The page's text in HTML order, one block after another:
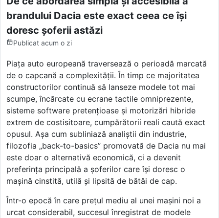
brandului Dacia este exact ceea ce își
doresc șoferii astăzi
Publicat acum o zi
Piața auto europeană traversează o perioadă marcată
de o capcană a complexității. În timp ce majoritatea
constructorilor continuă să lanseze modele tot mai
scumpe, încărcate cu ecrane tactile omniprezente,
sisteme software pretențioase și motorizări hibride
extrem de costisitoare, cumpărătorii reali caută exact
opusul. Așa cum subliniază analiștii din industrie,
filozofia „back-to-basics” promovată de Dacia nu mai
este doar o alternativă economică, ci a devenit
preferința principală a șoferilor care își doresc o
mașină cinstită, utilă și lipsită de bătăi de cap.
Într-o epocă în care prețul mediu al unei mașini noi a
urcat considerabil, succesul înregistrat de modele